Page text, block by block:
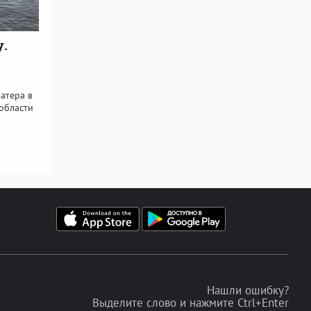
в
Нашли ошибку?
Выделите слово и нажмите Ctrl+Enter